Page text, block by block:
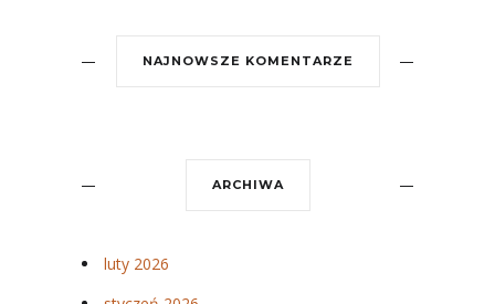
NAJNOWSZE KOMENTARZE
ARCHIWA
luty 2026